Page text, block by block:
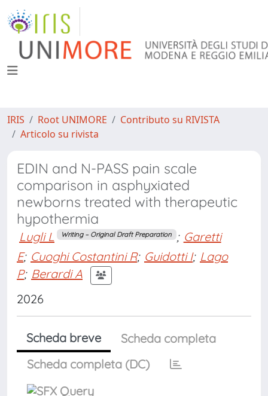
IRIS Root UNIMORE
Contributo su RIVISTA
Articolo su rivista
EDIN and N-PASS pain scale
comparison in asphyxiated
newborns treated with therapeutic
hypothermia
Lugli L Writing – Original Draft Preparation ; Garetti
E; Cuoghi Costantini R; Guidotti I; Lago
P; Berardi A
2026
Scheda breve
Scheda completa
Scheda completa (DC)